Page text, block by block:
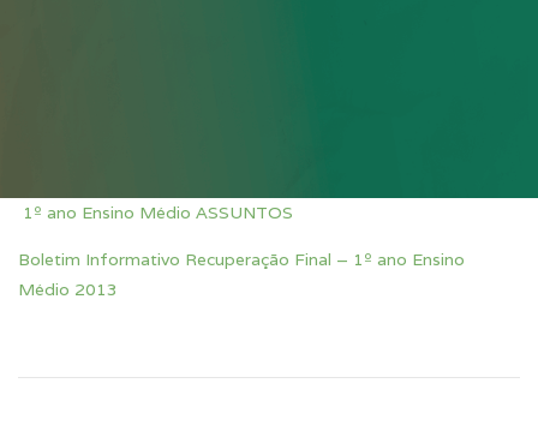
1º ano Ensino Médio ASSUNTOS
Boletim Informativo Recuperação Final – 1º ano Ensino
Médio 2013